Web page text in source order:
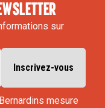
sur
mesure